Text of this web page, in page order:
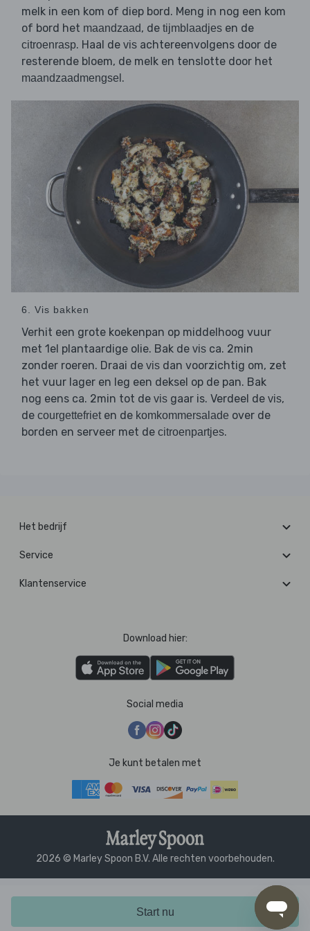
Start nu
melk in een kom of diep bord. Meng in nog een kom
of bord het maandzaad, de tijmblaadjes en de
citroenrasp. Haal de vis achtereenvolgens door de
resterende bloem, de melk en tenslotte door het
maandzaadmengsel .
6. Vis bakken
Verhit een grote koekenpan op middelhoog vuur
met 1el plantaardige olie. Bak de vis ca. 2min
zonder roeren. Draai de vis dan voorzichtig om, zet
het vuur lager en leg een deksel op de pan. Bak
nog eens ca. 2min tot de vis gaar is. Verdeel de vis,
de courgettefrieten de komkommersalade over de
borden en serveer met de citroenpartjes.
Het bedrijf
Service
Klantenservice
Download hier:
Social media
Je kunt betalen met
2026 © Marley Spoon B.V. Alle rechten voorbehouden.